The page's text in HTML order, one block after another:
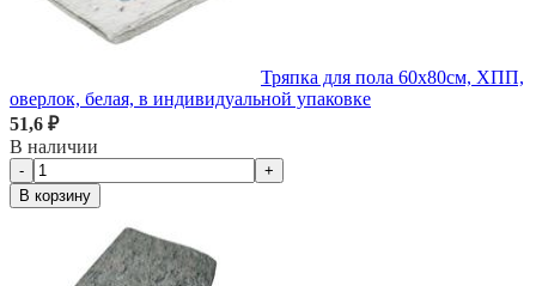
Тряпка для пола 60х80см, ХПП,
оверлок, белая, в индивидуальной упаковке
51,6 ₽
В наличии
-
+
В корзину